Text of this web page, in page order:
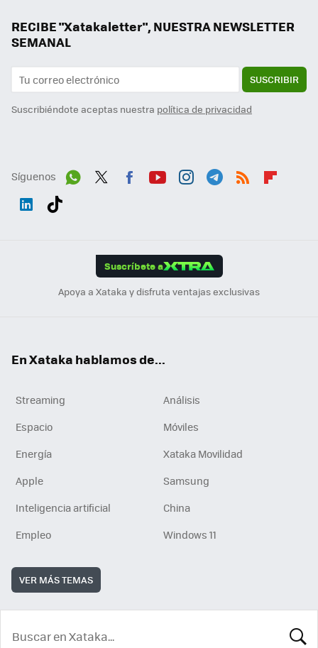
RECIBE "Xatakaletter", NUESTRA NEWSLETTER
SEMANAL
SUSCRIBIR
Suscribiéndote aceptas nuestra política de privacidad
Síguenos
Suscríbete a
Apoya a Xataka y disfruta ventajas exclusivas
En Xataka hablamos de...
Streaming
Análisis
Espacio
Móviles
Energía
Xataka Movilidad
Apple
Samsung
Inteligencia artificial
China
Empleo
Windows 11
VER MÁS TEMAS